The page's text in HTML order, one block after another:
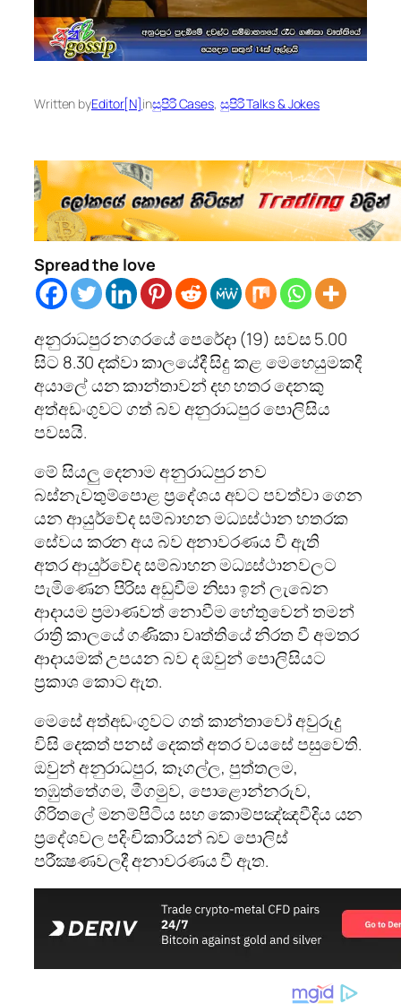
Written byEditor[N] inසුපිරි Cases, සුපිරි Talks & Jokes
Spread the love
අනුරාධපුර නගරයේ පෙරේදා (19) සවස 5.00
සිට 8.30 දක්‌වා කාලයේදී සිදු කළ මෙහෙයුමකදී
අයාලේ යන කාන්තාවන් දහ හතර දෙනකු
අත්අඩංගුවට ගත් බව අනුරාධපුර පොලිසිය
පවසයි.
මේ සියලු දෙනාම අනුරාධපුර නව
බස්‌නැවතුම්පොළ ප්‍රදේශය අවට පවත්වා ගෙන
යන ආයුර්වේද සම්බාහන මධ්‍යස්‌ථාන හතරක
සේවය කරන අය බව අනාවරණය වී ඇති
අතරආයුර්වේද සම්බාහන මධ්‍යස්‌ථානවලට
පැමිණෙන පිරිස අඩුවීම නිසා ඉන් ලැබෙන
ආදායම ප්‍රමාණවත් නොවීම හේතුවෙන් තමන්
රාත්‍රි කාලයේ ගණිකා වෘත්තියේ නිරත වී අමතර
ආදායමක්‌ උපයන බව ද ඔවුන් පොලිසියට
ප්‍රකාශ කොට ඇත.
මෙසේ අත්අඩංගුවට ගත් කාන්තාවෝ අවුරුදු
විසි දෙකත් පනස්‌ දෙකත් අතර වයසේ පසුවෙති.
ඔවුන් අනුරාධපුර, කෑගල්ල, පුත්තලම,
තඹුත්තේගම, මීගමුව, පොළොන්නරුව,
ගිරිතලේ මනම්පිටිය සහ කොම්පඤ්ඤවීදිය යන
ප්‍රදේශවල පදිංචිකාරියන් බව පොලිස්‌
පරීක්‍ෂණවලදී අනාවරණය වී ඇත.